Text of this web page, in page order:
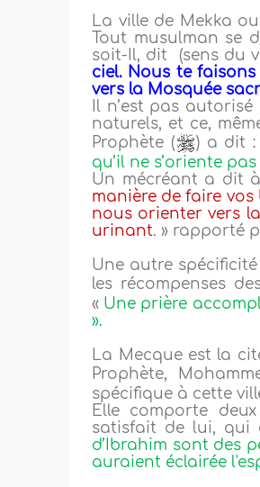
La ville de Mekka
Tout musulman se
soit-Il, dit (sens du
ciel. Nous te
vers la Mosquée
Il n’est pas
naturels, et ce,
Prophète (
) a dit :
qu’il ne s’oriente
Un mécréant a dit
manière de faire
nous orienter vers la
urinant. » rapporté
Une autre
les récompenses
« Une prière
».
La Mecque est la
Prophète,
spécifique à cette
Elle comporte
satisfait de lui, qui
d’Ibrahim sont des
auraient éclairée